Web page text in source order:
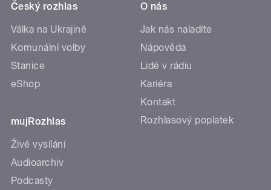
Český rozhlas
Válka na Ukrajině
Komunální volby
Stanice
eShop
mujRozhlas
Živé vysílání
Audioarchiv
Podcasty
O nás
Jak nás naladíte
Nápověda
Lidé v rádiu
Kariéra
Kontakt
Rozhlasový poplatek